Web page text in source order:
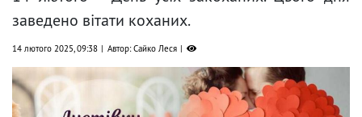
заведено вітати коханих.
14 лютого 2025, 09:38 Автор: Сайко Леся